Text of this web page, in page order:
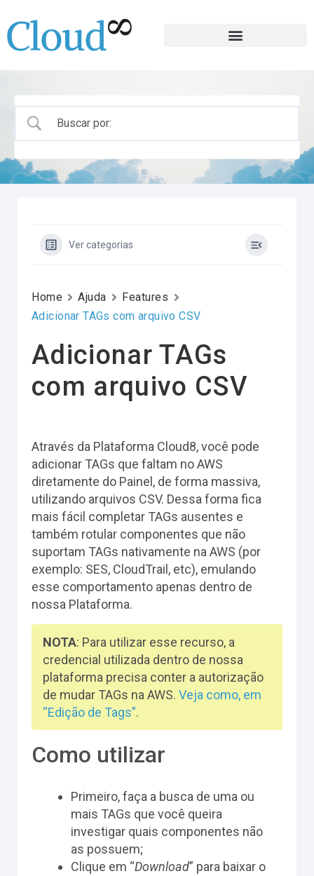
Ver categorias
Home Ajuda
Features
Adicionar TAGs com arquivo CSV
Adicionar TAGs
com arquivo CSV
Através da Plataforma Cloud8, você pode
adicionar TAGs que faltam no AWS
diretamente do Painel, de forma massiva,
utilizando arquivos CSV. Dessa forma fica
mais fácil completar TAGs ausentes e
também rotular componentes que não
suportam TAGs nativamente na AWS (por
exemplo: SES, CloudTrail, etc), emulando
esse comportamento apenas dentro de
nossa Plataforma.
NOTA: Para utilizar esse recurso, a
credencial utilizada dentro de nossa
plataforma precisa conter a autorização
de mudar TAGs na AWS. Veja como, em
“Edição de Tags”.
Como utilizar
Primeiro, faça a busca de uma ou
mais TAGs que você queira
investigar quais componentes não
as possuem;
Clique em “Download” para baixar o